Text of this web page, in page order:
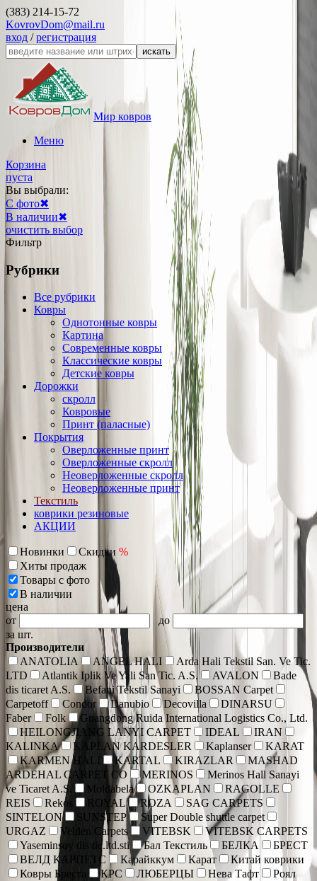
(383) 214-15-72
KovrovDom@mail.ru
вход /регистрация
искать
Мир ковров
Меню
Корзина
пуста
Вы выбрали:
С фото✖
В наличии✖
очистить выбор
Фильтр
Рубрики
Все рубрики
Ковры
Однотонные ковры
Картина
Современные ковры
Классические ковры
Детские ковры
Дорожки
скролл
Ковровые
Принт (паласные)
Покрытия
Оверложенные принт
Оверложенные скролл
Неоверложенные скролл
Неоверложенные принт
Текстиль
коврики резиновые
АКЦИИ
Новинки Скидки %
Хиты продаж
Товары с фото
В наличии
цена
от
до
за шт.
Производители
ANATOLIA
ANGEL HALI
Arda Hali Tekstil San. Ve Tic.
LTD
Atlantik Iplik Ve Yali San Tic. A.S. AVALON
Bade
dis ticaret A.S.
Befani Tekstil Sanayi
BOSSAN Carpet
Carpetoff
Condor Danubio Decovilla
DINARSU
Faber
Folk
Guangdong Ruida International Logistics Co., Ltd.
HEILONGJIANG LANYI CARPET
IDEAL
IRAN
KALINKA
KAPLAN KARDESLER Kaplanser
KARAT
KARMEN HALI
KARTAL KIRAZLAR
MASHAD
ARDEHAL CARPET CO
MERINOS
Merinos Hall Sanayi
ve Ticaret A.S.
Moldabela OZKAPLAN
RAGOLLE
REIS
Rekos ROYAL ROZA
SAG CARPETS
SINTELON
SUNSTEP
Super Double shuttle carpet
URGAZ
Velden Carpets VITEBSK
VITEBSK CARPETS
Yaseminsoy dis tic.ltd.sti
Бал Текстиль БЕЛКА
БРЕСТ
ВЕЛД КАРПЕТС
Карайккум Карат
Китай коврики
Ковры Бреста
КРС ЛЮБЕРЦЫ Нева Тафт
Роял